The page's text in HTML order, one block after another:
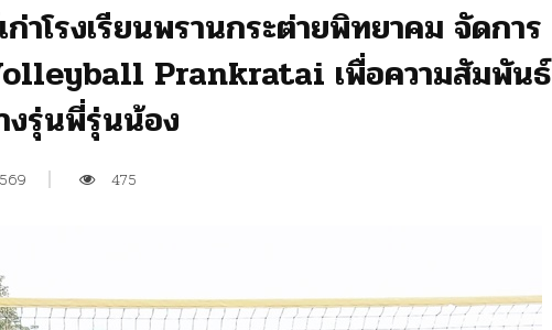
าโรงเรียนพรานกระต่ายพิทยาคม จัดการ
Prankratai เพื่อความสัมพันธ์
รุ่นพี่รุ่นน้อง
475